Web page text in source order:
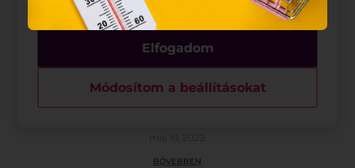
máj 19, 2022
bővebben
Elfogadom
Módosítom a beállításokat